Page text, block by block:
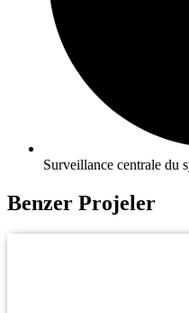
Surveillance centrale du
Benzer Projeler